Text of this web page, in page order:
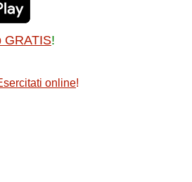
GRATIS!
online!